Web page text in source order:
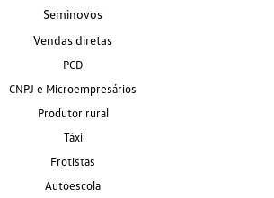
Seminovos
Vendas diretas
PCD
CNPJ e Microempresários
Produtor rural
Táxi
Frotistas
Autoescola